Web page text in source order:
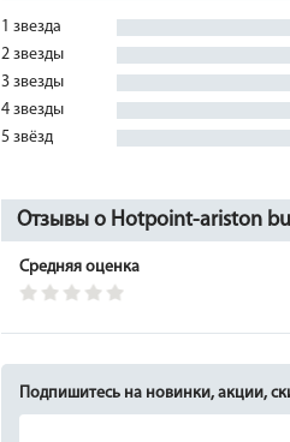
1 звезда
2 звезды
3 звезды
4 звезды
5 звёзд
Отзывы о Hotpoint-ariston
Средняя оценка
Подпишитесь на новинки, акции,